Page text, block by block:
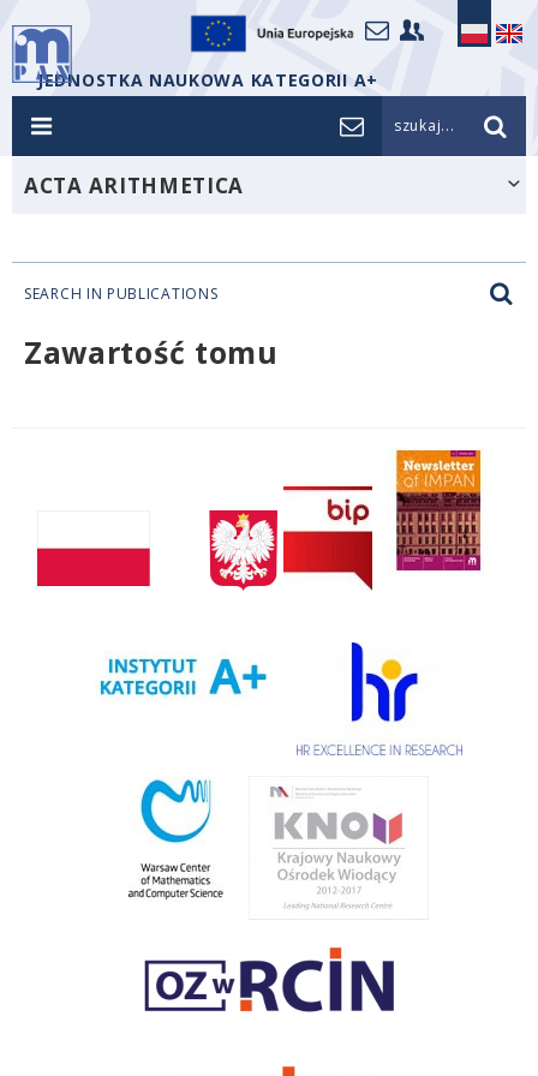
JEDNOSTKA NAUKOWA KATEGORII A+
szukaj...
ACTA ARITHMETICA
SEARCH IN PUBLICATIONS
Zawartość tomu